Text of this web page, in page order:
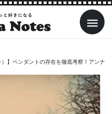
）】ペンダントの存在を徹底考察！アンナ